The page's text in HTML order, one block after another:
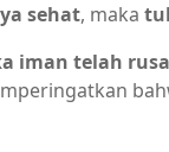
sehat, maka
iman telah